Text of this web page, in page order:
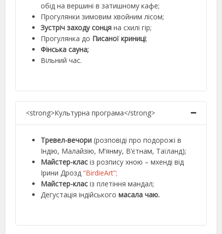
обід на вершині в затишному кафе;
Прогулянки зимовим хвойним лісом;
Зустріч заходу сонцяна схилі гір;
Прогулянка до Писаної криниці;
Фінська сауна;
Вільний час.
<strong>Культурна програма</strong>
Тревел-вечори (розповіді про подорожі в
Індію, Малайзію, М’янму, В’єтнам, Таїланд);
Майстер-класіз розпису хною – мхенді від
Ірини Дрозд“BirdieArt”;
Майстер-клас із плетіння мандал;
Дегустація індійськогомасала чаю.